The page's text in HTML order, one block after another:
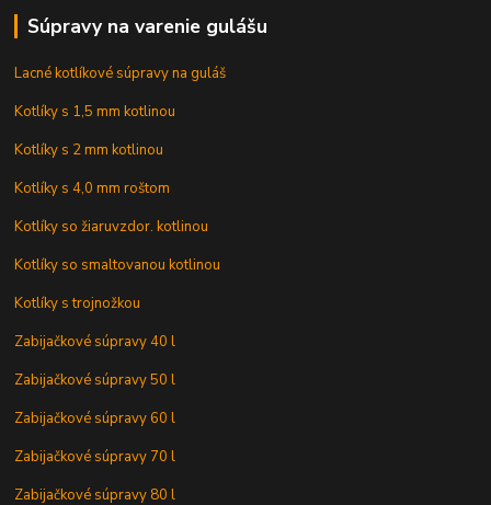
Súpravy na varenie gulášu
Lacné kotlíkové súpravy na guláš
Kotlíky s 1,5 mm kotlinou
Kotlíky s 2 mm kotlinou
Kotlíky s 4,0 mm roštom
Kotlíky so žiaruvzdor. kotlinou
Kotlíky so smaltovanou kotlinou
Kotlíky s trojnožkou
Zabijačkové súpravy 40 l
Zabijačkové súpravy 50 l
Zabijačkové súpravy 60 l
Zabijačkové súpravy 70 l
Zabijačkové súpravy 80 l